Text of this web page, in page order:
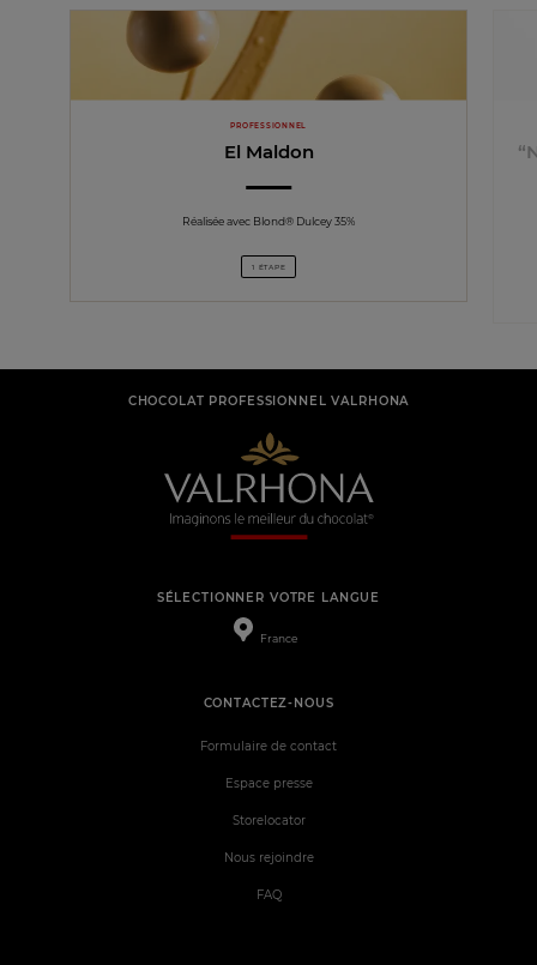
PROFESSIONNEL
El Maldon
Réalisée avec Blond® Dulcey 35%
1 ÉTAPE
CHOCOLAT PROFESSIONNEL VALRHONA
SÉLECTIONNER VOTRE LANGUE
France
CONTACTEZ-NOUS
Formulaire de contact
Espace presse
Storelocator
Nous rejoindre
FAQ